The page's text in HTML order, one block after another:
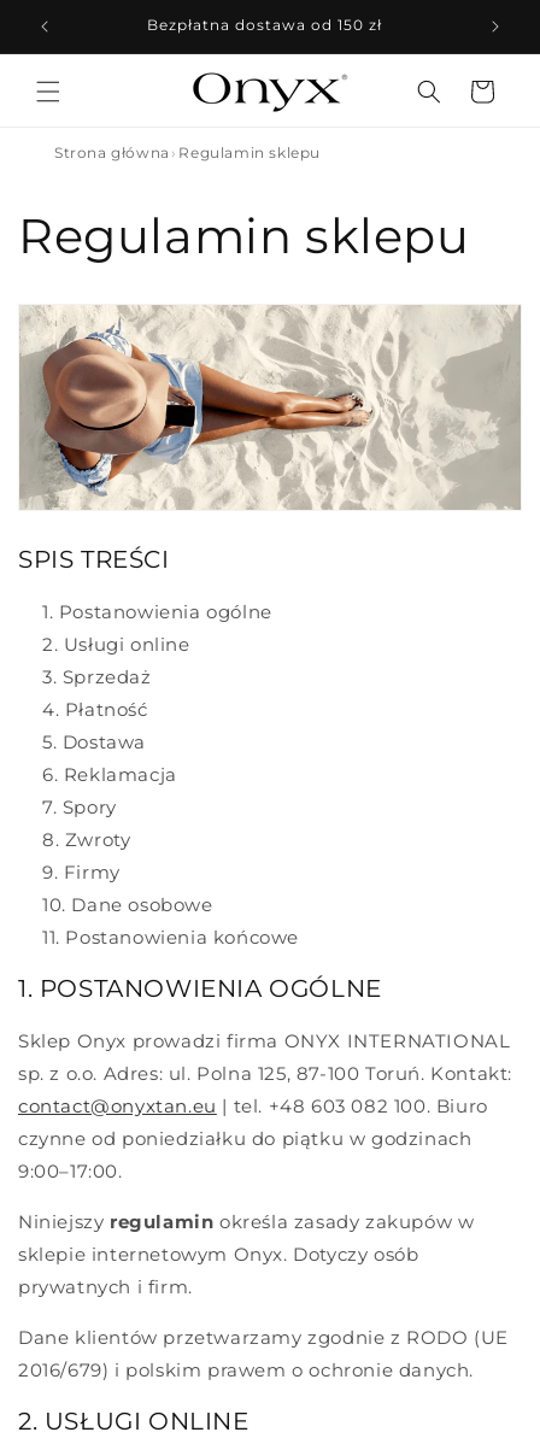
do
Bezpłatna dostawa od 150 zł
Koszyk
Strona główna Regulamin sklepu
Regulamin sklepu
SPIS TREŚCI
Postanowienia ogólne
Usługi online
Sprzedaż
Płatność
Dostawa
Reklamacja
Spory
Zwroty
Firmy
Dane osobowe
Postanowienia końcowe
1. POSTANOWIENIA OGÓLNE
Sklep Onyx prowadzi firma ONYX INTERNATIONAL
sp. z o.o. Adres: ul. Polna 125, 87-100 Toruń. Kontakt:
contact@onyxtan.eu | tel. +48 603 082 100. Biuro
czynne od poniedziałku do piątku w godzinach
9:00–17:00.
Niniejszy regulamin określa zasady zakupów w
sklepie internetowym Onyx. Dotyczy osób
prywatnych i firm.
Dane klientów przetwarzamy zgodnie z RODO (UE
2016/679) i polskim prawem o ochronie danych.
2. USŁUGI ONLINE